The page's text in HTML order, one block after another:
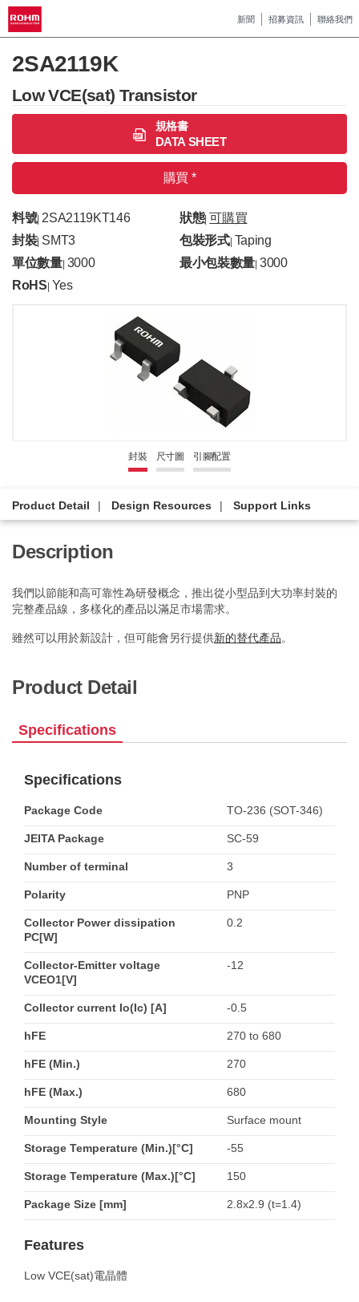
新聞 招募資訊 聯絡我們
2SA2119K
Low VCE(sat) Transistor
規格書
DATA SHEET
購買 *
料號|2SA2119KT146 狀態| 可購買
封裝| SMT3 包裝形式| Taping
單位數量| 3000 最小包裝數量 |3000
RoHS Yes
封裝 尺寸圖 引腳配置
Product Detail Design Resources Support Links
Description
我們以節能和高可靠性為研發概念，推出從小型品到大功率封裝的
完整產品線，多樣化的產品以滿足市場需求。
雖然可以用於新設計，但可能會另行提供新的替代產品。
Product Detail
Specifications
Specifications
Package Code TO-236 (SOT-346)
JEITA Package SC-59
Number of terminal 3
Polarity PNP
Collector Power dissipation
PC[W]
0.2
Collector-Emitter voltage
VCEO1[V]
-12
Collector current Io(Ic) [A] -0.5
hFE 270 to 680
hFE (Min.) 270
hFE (Max.) 680
Mounting Style Surface mount
Storage Temperature (Min.)[°C] -55
Storage Temperature (Max.)[°C] 150
Package Size [mm] 2.8x2.9 (t=1.4)
Features
Low VCE(sat)電晶體